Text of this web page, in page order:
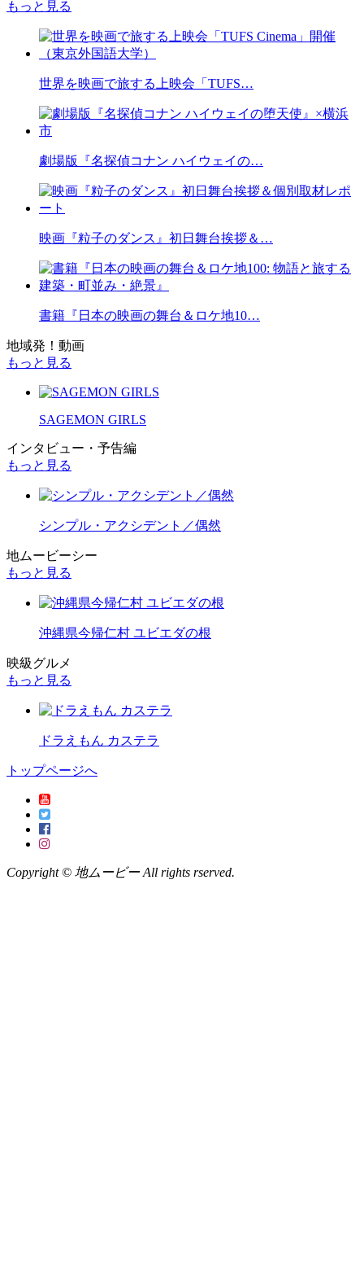
もっと見る
世界を映画で旅する上映会「TUFS…
劇場版『名探偵コナン ハイウェイの…
映画『粒子のダンス』初日舞台挨拶＆…
書籍『日本の映画の舞台＆ロケ地10…
地域発！動画
もっと見る
SAGEMON GIRLS
インタビュー・予告編
もっと見る
シンプル・アクシデント／偶然
地ムービーシー
もっと見る
沖縄県今帰仁村 ユビエダの根
映級グルメ
もっと見る
ドラえもん カステラ
トップページへ
Copyright © 地ムービー All rights rserved.